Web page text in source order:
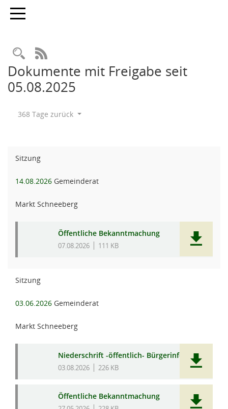
Toggle navigation
Rechercheauswahl
RSS-Feed
Dokumente mit Freigabe seit
05.08.2025
368 Tage zurück
Sitzung
14.08.2026 Gemeinderat
Markt Schneeberg
Öffentliche Bekanntmachung
07.08.2026 111 KB
Sitzung
03.06.2026 Gemeinderat
Markt Schneeberg
Niederschrift -öffentlich- Bürgerinfo
03.08.2026 226 KB
Öffentliche Bekanntmachung